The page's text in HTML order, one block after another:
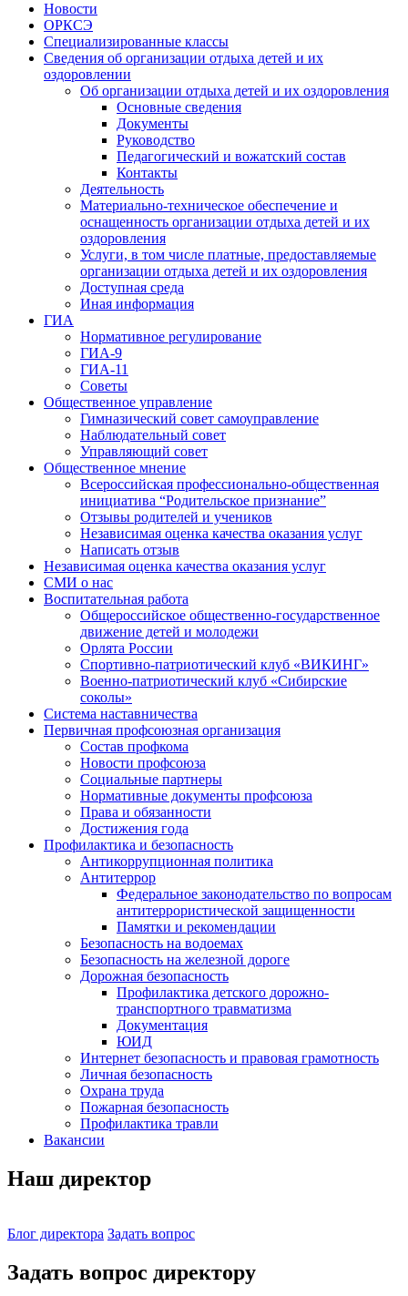
Новости
ОРКСЭ
Специализированные классы
Сведения об организации отдыха детей и их
оздоровлении
Об организации отдыха детей и их оздоровления
Основные сведения
Документы
Руководство
Педагогический и вожатский состав
Контакты
Деятельность
Материально-техническое обеспечение и
оснащенность организации отдыха детей и их
оздоровления
Услуги, в том числе платные, предоставляемые
организации отдыха детей и их оздоровления
Доступная среда
Иная информация
ГИА
Нормативное регулирование
ГИА-9
ГИА-11
Советы
Общественное управление
Гимназический совет самоуправление
Наблюдательный совет
Управляющий совет
Общественное мнение
Всероссийская профессионально-общественная
инициатива “Родительское признание”
Отзывы родителей и учеников
Независимая оценка качества оказания услуг
Написать отзыв
Независимая оценка качества оказания услуг
СМИ о нас
Воспитательная работа
Общероссийское общественно-государственное
движение детей и молодежи
Орлята России
Спортивно-патриотический клуб «ВИКИНГ»
Военно-патриотический клуб «Сибирские
соколы»
Система наставничества
Первичная профсоюзная организация
Состав профкома
Новости профсоюза
Социальные партнеры
Нормативные документы профсоюза
Права и обязанности
Достижения года
Профилактика и безопасность
Антикоррупционная политика
Антитеррор
Федеральное законодательство по вопросам
антитеррористической защищенности
Памятки и рекомендации
Безопасность на водоемах
Безопасность на железной дороге
Дорожная безопасность
Профилактика детского дорожно-
транспортного травматизма
Документация
ЮИД
Интернет безопасность и правовая грамотность
Личная безопасность
Охрана труда
Пожарная безопасность
Профилактика травли
Вакансии
Наш директор
Блог директора Задать вопрос
Задать вопрос директору